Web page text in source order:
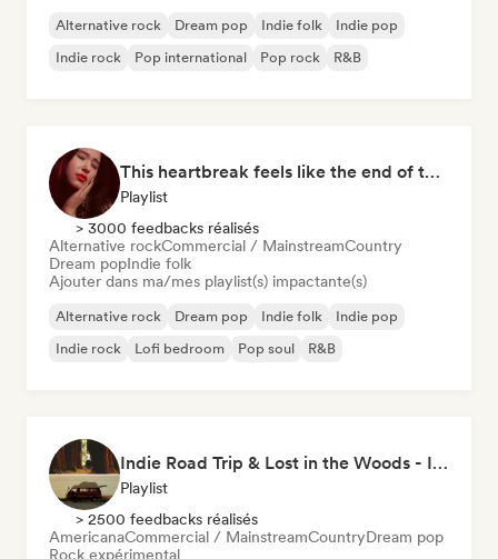
Alternative rock Dream pop Indie folk
Indie pop
Indie rock
Pop international Pop rock R&B
This heartbreak feels like the end of the world
Playlist
> 3000 feedbacks réalisés
Alternative rockCommercial / MainstreamCountry
Dream popIndie folk
Ajouter dans ma/mes playlist(s) impactante(s)
Alternative rock Dream pop Indie folk
Indie pop
Indie rock
Lofi bedroom Pop soul R&B
Indie Road Trip & Lost in the Woods - Indie Folk, Folk Pop, Folk Rock & Singer-Songwriter
Playlist
> 2500 feedbacks réalisés
AmericanaCommercial / MainstreamCountryDream pop
Rock expérimental